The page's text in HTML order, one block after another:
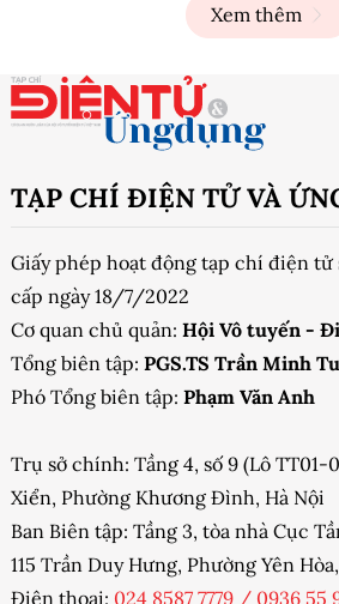
Xem thêm
TẠP CHÍ ĐIỆN TỬ VÀ
Giấy phép hoạt động tạp chí điện
cấp ngày 18/7/2022
Cơ quan chủ quản: Hội Vô tuyến -
Tổng biên tập: PGS.TS Trần Minh
Phó Tổng biên tập: Phạm Văn Anh
Trụ sở chính: Tầng 4, số 9 (Lô TT01-
Xiển, Phường Khương Đình, Hà Nội
Ban Biên tập: Tầng 3, tòa nhà Cục
115 Trần Duy Hưng, Phường Yên
Điện thoại: 024 8587 7779 / 0936 55